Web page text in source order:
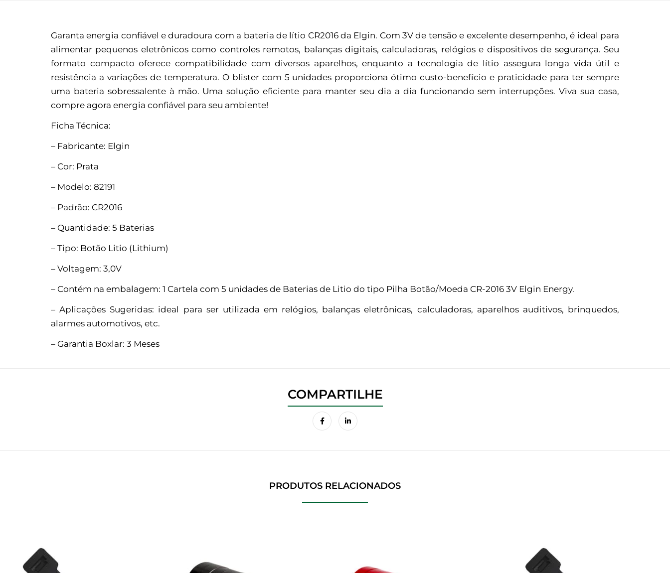
Garanta energia confiável e duradoura com a bateria de lítio CR2016 da Elgin. Com 3V de tensão e excelente desempenho, é ideal para
alimentar pequenos eletrônicos como controles remotos, balanças digitais, calculadoras, relógios e dispositivos de segurança. Seu
formato compacto oferece compatibilidade com diversos aparelhos, enquanto a tecnologia de lítio assegura longa vida útil e
resistência a variações de temperatura. O blister com 5 unidades proporciona ótimo custo-benefício e praticidade para ter sempre
uma bateria sobressalente à mão. Uma solução eficiente para manter seu dia a dia funcionando sem interrupções. Viva sua casa,
compre agora energia confiável para seu ambiente!
Ficha Técnica:
– Fabricante: Elgin
– Cor: Prata
– Modelo: 82191
– Padrão: CR2016
– Quantidade: 5 Baterias
– Tipo: Botão Litio (Lithium)
– Voltagem: 3,0V
– Contém na embalagem: 1 Cartela com 5 unidades de Baterias de Litio do tipo Pilha Botão/Moeda CR-2016 3V Elgin Energy.
– Aplicações Sugeridas: ideal para ser utilizada em relógios, balanças eletrônicas, calculadoras, aparelhos auditivos, brinquedos,
alarmes automotivos, etc.
– Garantia Boxlar: 3 Meses
PRODUTOS RELACIONADOS